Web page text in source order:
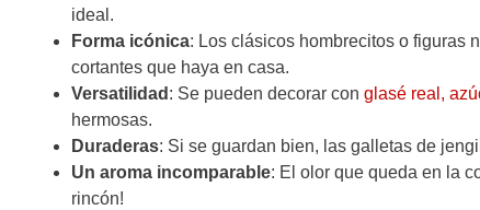
ideal.
Forma icónica: Los clásicos hombrecitos o figuras
cortantes que haya en casa.
Versatilidad : Se pueden decorar con glasé real,
hermosas.
Duraderas: Si se guardan bien, las galletas de
Un aroma incomparable: El olor que queda en la
rincón!